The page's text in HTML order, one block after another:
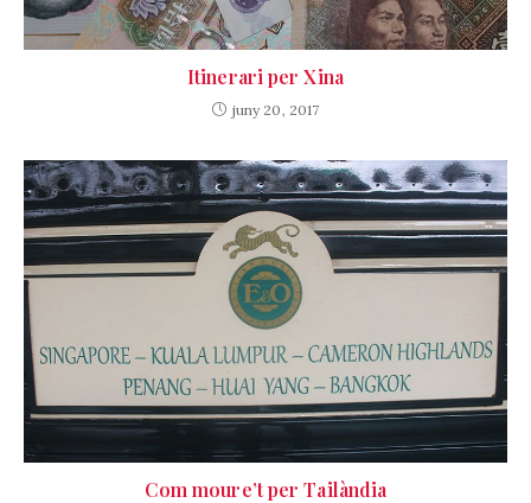
Itinerari per Xina
juny 20, 2017
Com moure’t per Tailàndia